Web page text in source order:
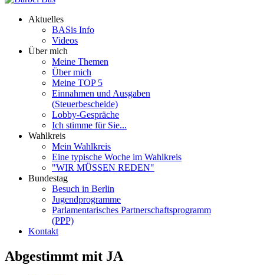
Aktuelles
BASis Info
Videos
Über mich
Meine Themen
Über mich
Meine TOP 5
Einnahmen und Ausgaben
(Steuerbescheide)
Lobby-Gespräche
Ich stimme für Sie...
Wahlkreis
Mein Wahlkreis
Eine typische Woche im Wahlkreis
"WIR MÜSSEN REDEN"
Bundestag
Besuch in Berlin
Jugendprogramme
Parlamentarisches Partnerschaftsprogramm
(PPP)
Kontakt
Abgestimmt mit JA